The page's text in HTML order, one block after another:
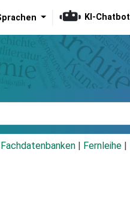
KI-Chatbot
Fachdatenbanken Fernleihe